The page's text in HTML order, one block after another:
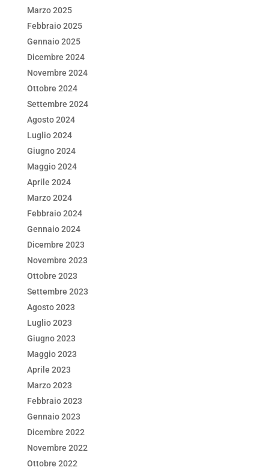
Marzo 2025
Febbraio 2025
Gennaio 2025
Dicembre 2024
Novembre 2024
Ottobre 2024
Settembre 2024
Agosto 2024
Luglio 2024
Giugno 2024
Maggio 2024
Aprile 2024
Marzo 2024
Febbraio 2024
Gennaio 2024
Dicembre 2023
Novembre 2023
Ottobre 2023
Settembre 2023
Agosto 2023
Luglio 2023
Giugno 2023
Maggio 2023
Aprile 2023
Marzo 2023
Febbraio 2023
Gennaio 2023
Dicembre 2022
Novembre 2022
Ottobre 2022